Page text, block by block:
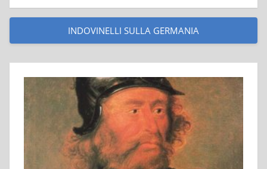
INDOVINELLI SULLA GERMANIA